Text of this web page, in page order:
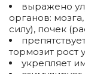
выражено
органов:
силу), почек
тормозит рост
укрепляет